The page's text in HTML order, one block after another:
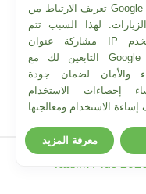
Taalim Plus
تعريف الارتباط من Google لتقديم خدماته
لهذا السبب تتم
مشاركة عنوان IP ووكيل المستخدم
التابعين لك مع Google بالإضافة إلى
والأمان لضمان جودة
إحصاءات الاستخدام
معرفة المزيد